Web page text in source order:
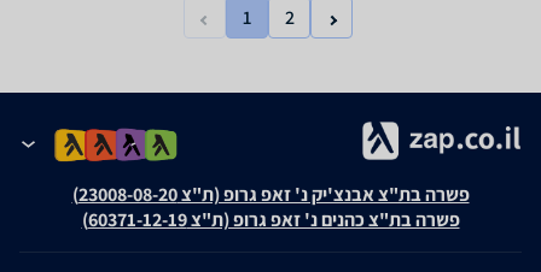
1 2
פשרה בת"צ אבנצ'יק נ' זאפ גרופ (ת"צ 23008-08-20)
פשרה בת"צ כהנים נ' זאפ גרופ (ת"צ 60371-12-19)